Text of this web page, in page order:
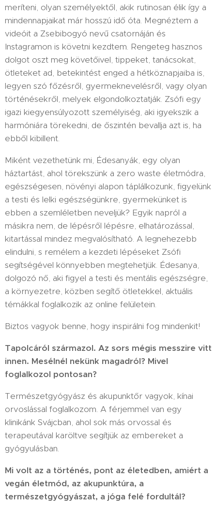
meríteni, olyan személyektől, akik rutinosan élik így a
mindennapjaikat már hosszú idő óta. Megnéztem a
videóit a Zsebibogyó nevű csatornáján és
Instagramon is követni kezdtem. Rengeteg hasznos
dolgot oszt meg követőivel, tippeket, tanácsokat,
ötleteket ad, betekintést enged a hétköznapjaiba is,
legyen szó főzésről, gyermeknevelésről, vagy olyan
történésekről, melyek elgondolkoztatják. Zsófi egy
igazi kiegyensúlyozott személyiség, aki igyekszik a
harmóniára törekedni, de őszintén bevallja azt is, ha
ebből kibillent.
Miként vezethetünk mi, Édesanyák, egy olyan
háztartást, ahol törekszünk a zero waste életmódra,
egészségesen, növényi alapon táplálkozunk, figyelünk
a testi és lelki egészségünkre, gyermekünket is
ebben a szemléletben neveljük? Egyik napról a
másikra nem, de lépésről lépésre, elhatározással,
kitartással mindez megvalósítható. A legnehezebb
elindulni, s remélem a kezdeti lépéseket Zsófi
segítségével könnyebben megtehetjük. Édesanya,
dolgozó nő, aki figyel a testi és mentális egészségre,
a környezetre, közben segítő ötletekkel, aktuális
témákkal foglalkozik az online felületein.
Biztos vagyok benne, hogy inspirálni fog mindenkit!
Tapolcáról származol. Az sors mégis messzire vitt
innen. Mesélnél nekünk magadról? Mivel
foglalkozol pontosan?
Természetgyógyász és akupunktőr vagyok, kínai
orvoslással foglalkozom. A férjemmel van egy
klinikánk Svájcban, ahol sok más orvossal és
terapeutával karöltve segítjük az embereket a
gyógyulásban.
Mi volt az a történés, pont az életedben, amiért a
vegán életmód, az akupunktúra, a
természetgyógyászat, a jóga felé fordultál?